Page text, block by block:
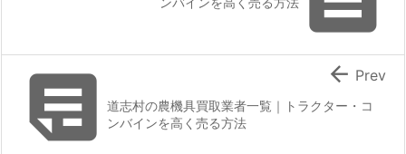
道志村の農機具買取業者一覧｜トラクター・コ
ンバインを高く売る方法
 Prev